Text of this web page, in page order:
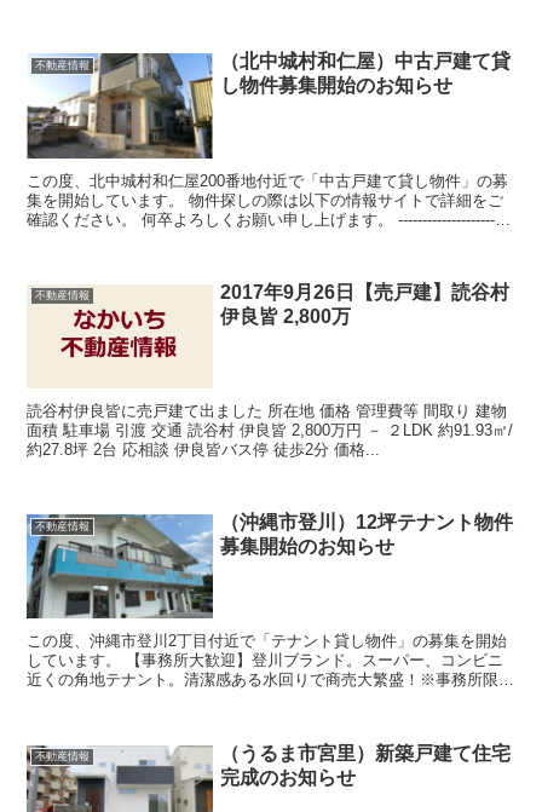
不動産情報
（北中城村和仁屋）中古戸建て貸
し物件募集開始のお知らせ
この度、北中城村和仁屋200番地付近で「中古戸建て貸し物件」の募
集を開始しています。 物件探しの際は以下の情報サイトで詳細をご
確認ください。 何卒よろしくお願い申し上げます。 ------------------------
不動産情報
2017年9月26日【売戸建】読谷村
伊良皆 2,800万
読谷村伊良皆に売戸建て出ました 所在地 価格 管理費等 間取り 建物
面積 駐車場 引渡 交通 読谷村 伊良皆 2,800万円 － ２LDK 約91.93㎡/
約27.8坪 2台 応相談 伊良皆バス停 徒歩2分 価格...
不動産情報
（沖縄市登川）12坪テナント物件
募集開始のお知らせ
この度、沖縄市登川2丁目付近で「テナント貸し物件」の募集を開始
しています。 【事務所大歓迎】登川ブランド。スーパー、コンビニ
近くの角地テナント。清潔感ある水回りで商売大繁盛！※事務所限定
不動産情報
（うるま市宮里）新築戸建て住宅
完成のお知らせ